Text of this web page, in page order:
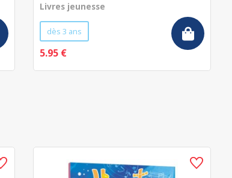
Livres jeunesse
dès 3 ans
5.95 €